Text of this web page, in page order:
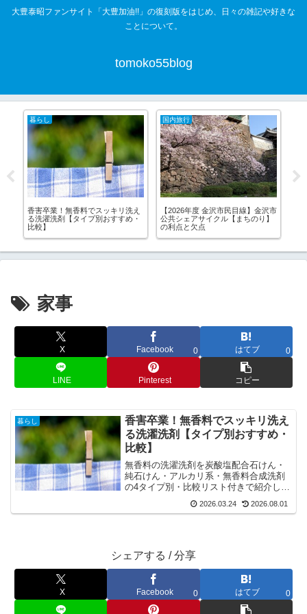
大豊泰昭ファンサイト「大豊加油!!」の復刻版をはじめ、日々の雑記や好きな
ことについて。
tomoko55blog
暮らし
香害卒業！無香料でスッキリ洗え
る洗濯洗剤【タイプ別おすすめ・
比較】
国内旅行
【2026年度 金沢市民目線】金沢市
公共シェアサイクル【まちのり】
の利点と欠点
家事
X Facebook 0 はてブ 0
LINE Pinterest コピー
暮らし
香害卒業！無香料でスッキリ洗え
る洗濯洗剤【タイプ別おすすめ・
比較】
無香料の洗濯洗剤を炭酸塩配合石けん・
純石けん・アルカリ系・無香料合成洗剤
の4タイプ別・比較リスト付きで紹介しま
2026.03.24 2026.08.01
シェアする / 分享
X Facebook 0 はてブ 0